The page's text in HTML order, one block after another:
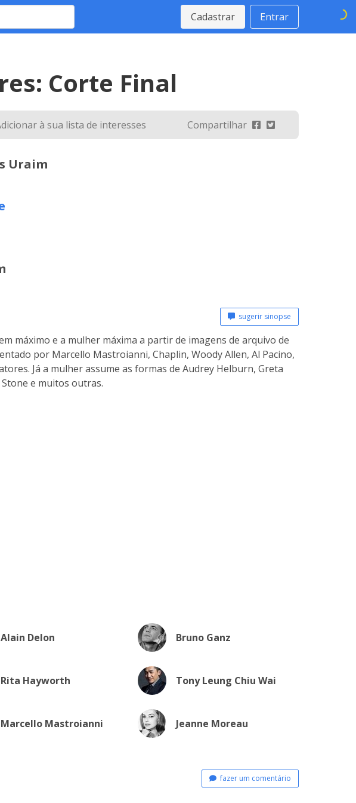
Cadastrar Entrar
Corte Final
à sua lista de interesses Compartilhar
Uraim
sugerir sinopse
máximo e a mulher máxima a partir de imagens de arquivo de
por Marcello Mastroianni, Chaplin, Woody Allen, Al Pacino,
Já a mulher assume as formas de Audrey Helburn, Greta
e muitos outras.
Alain Delon Bruno Ganz
Rita Hayworth Tony Leung Chiu Wai
Marcello Mastroianni Jeanne Moreau
fazer um comentário